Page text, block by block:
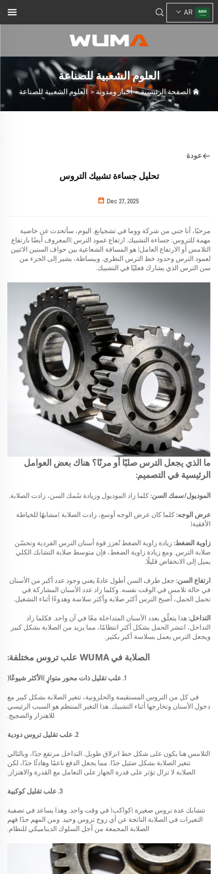
AR
العلوم الشعبية للصناعة
الصفحة الرئيسية>أخبار ومدونة >العلوم الشعبية للصناعة
عودة
تحليل جساءة تشبيك التروس
Dec 27, 2025
مرحبًا، أنا جني من شركة ووما في تشجيانغ. اليوم، سأتحدث عن خاصية
مهمة للتروس: جساءة التشبيك. ارتفاع عمود الترس (المعروف أيضًا بارتفاع
التلامس أو الارتفاع العامل) هو المسافة الشعاعية بين حواف السنين الاثنين
لعمود الترس وحدود خط الترس النظري. وببساطة، يشير إلى الجزء من
سن الترس الذي يشارك فعليًا في التشبيك.
ما الذي يجعل الترس صلبًا أو مرنًا؟ هناك بعض العوامل
الرئيسية في التصميم:
الموديول/سمك السن: كلما زاد الموديول وزيادة سُمك السن، زادت الصلابة.
عرض الوجه: كلما كان عرض الوجه أوسع، زادت الصلابة (مشابهًا للخياطة
الأفقية)
زاوية الضغط: زيادة زاوية الضغط تُعزز قوة أسنان الترس الفردية وتحسّن
صلابة الترس. ومع زيادة زاوية الضغط، فإن متوسط صلابة التشابك الكلي
يميل إلى الانخفاض قليلًا.
ارتفاع السن: جعل طرف السن أطول عادةً يعني وجود عدد أكبر من الأسنان
في حالة تلامس في الوقت نفسه. وكلما زاد عدد الأسنان المشاركة في
تحمل الحمل، أصبح الترس أكثر صلابة وأكثر سلاسة وهدوءًا أثناء التشغيل.
التداخل: هذا يتعلّق بعدد الأسنان المتداخلة معًا في آن واحد. فكلما زاد
التداخل، انتشر الحمل بشكل أكثر انتظامًا، مما يزيد من الصلابة بشكل كبير
ويجعل الترس يعمل بسلاسة أكبر بكثير.
الصلابة في WUMA علب تروس مختلفة:
1. علب تقليل ذات محور متوازٍ (الأكثر شيوعًا)
في كل من التروس المستقيمة والحلزونية، تتغير الصلابة بشكل كبير مع
دخول الأسنان وتخارجها أثناء التشبيك. هذا التغير المنتظم هو السبب الرئيسي
للاهتزاز والضجيج.
2. علب تقليل تروس دودية
التلامس هنا يكون على شكل خط انزلاق طويل. التداخل مرتفع جدًا، وبالتالي
تتغير الصلابة بشكل ضئيل جدًا. مما يجعل الدفع ناعمًا وهادئًا جدًا، لكن
الصلابة لا تزال تؤثر على قدرة الجهاز على التعامل مع القدرة والاهتزاز.
3. علب تقليل كوكبية
تتشابك عدة تروس صغيرة (كواكب) في وقت واحد. وهذا يساعد في تصفية
التغيرات في الصلابة الناتجة عن أي زوج تروس وحيد. ومن المهم جدًا فهم
الصلابة المجمعة من أجل السلوك الديناميكي للنظام.